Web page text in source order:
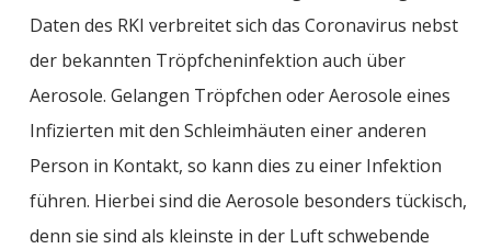
Daten des RKI verbreitet sich das Coronavirus nebst
der bekannten Tröpfcheninfektion auch über
Aerosole. Gelangen Tröpfchen oder Aerosole eines
Infizierten mit den Schleimhäuten einer anderen
Person in Kontakt, so kann dies zu einer Infektion
führen. Hierbei sind die Aerosole besonders tückisch,
denn sie sind als kleinste in der Luft schwebende